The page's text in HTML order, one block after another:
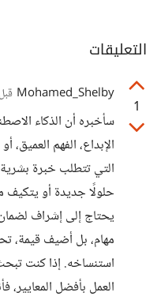
التعليقات
1
Mohamed_Shelby
سأخبره أن الذكاء
الإبداع، الفهم العميق،
التي تتطلب خبرة
حلولًا جديدة أو يتكيف
يحتاج إلى إشراف لضمان
مهام، بل أضيف قيمة،
استنساخه. إذا كنت
العمل بأفضل المعايير،